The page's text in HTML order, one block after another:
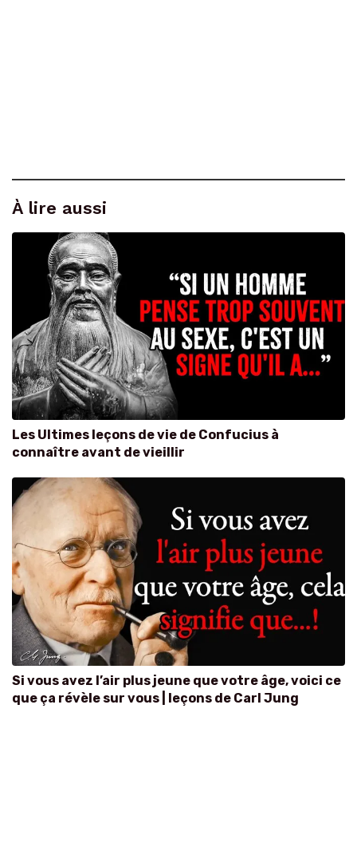
À lire aussi
Les Ultimes leçons de vie de Confucius à
connaître avant de vieillir
Si vous avez l’air plus jeune que votre âge, voici ce
que ça révèle sur vous | leçons de Carl Jung